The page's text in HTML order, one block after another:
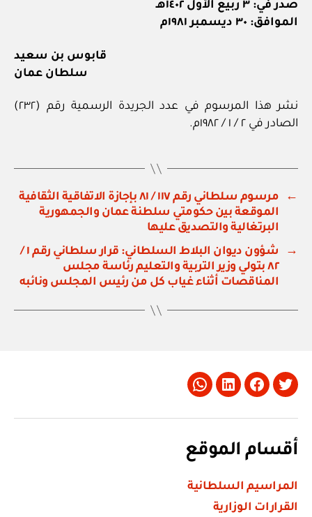
صدر في: ٣ ربيع الأول ١٤٠٢هـ
الموافق: ٣٠ ديسمبر ١٩٨١م
قابوس بن سعيد
سلطان عمان
نشر هذا المرسوم في عدد الجريدة الرسمية رقم (٢٣٢)
الصادر في ٢ / ١ / ١٩٨٢م.
←
مرسوم سلطاني رقم ١١٧ / ٨١ بإجازة الاتفاقية الثقافية
الموقعة بين حكومتي سلطنة عمان والجمهورية
البرتغالية والتصديق عليها
→
شؤون ديوان البلاط السلطاني: قرار سلطاني رقم ١ /
٨٢ بتولي وزير التربية والتعليم رئاسة مجلس
المناقصات أثناء غياب كل من رئيس المجلس ونائبه
Twitter
Facebook
LinkedIn
Whatsapp
أقسام الموقع
المراسيم السلطانية
القرارات الوزارية